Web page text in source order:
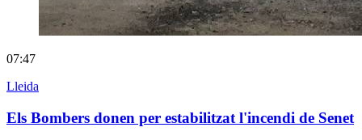
07:47
Lleida
Els Bombers donen per estabilitzat l'incendi de Senet